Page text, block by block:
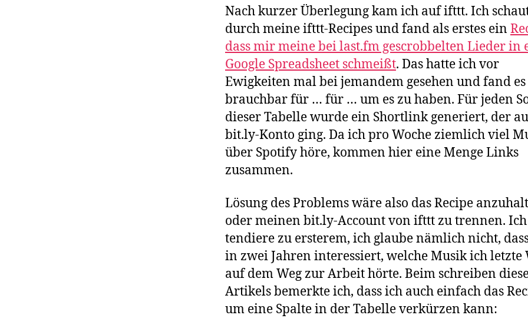
Nach kurzer Überlegung kam ich auf ifttt. Ich
durch meine ifttt-Recipes und fand als erstes ein
dass mir meine bei last.fm gescrobbelten Lieder in
Google Spreadsheet schmeißt. Das hatte ich vor
Ewigkeiten mal bei jemandem gesehen und fand es
brauchbar für … für … um es zu haben. Für jeden
dieser Tabelle wurde ein Shortlink generiert, der
bit.ly-Konto ging. Da ich pro Woche ziemlich viel
über Spotify höre, kommen hier eine Menge Links
zusammen.
Lösung des Problems wäre also das Recipe
oder meinen bit.ly-Account von ifttt zu trennen. Ich
tendiere zu ersterem, ich glaube nämlich nicht,
in zwei Jahren interessiert, welche Musik ich letzte
auf dem Weg zur Arbeit hörte. Beim schreiben
Artikels bemerkte ich, dass ich auch einfach das
um eine Spalte in der Tabelle verkürzen kann: